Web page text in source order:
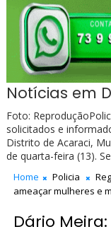
Notícias em
Foto:
solicitados e
Distrito de Acaraci,
de quarta-feira (13).
Home Policia
ameaçar mulheres e
Dário